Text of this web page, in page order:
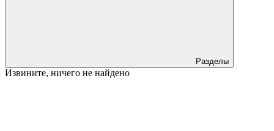
Разделы
Извините, ничего не найдено